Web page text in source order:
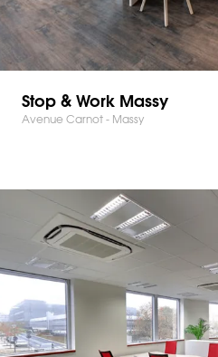
Stop & Work Massy
Avenue Carnot - Massy